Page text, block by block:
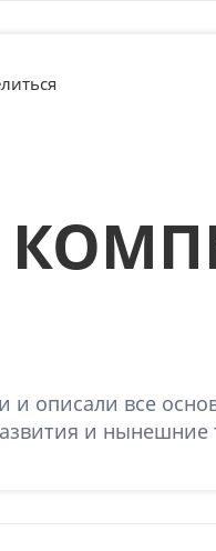
и описали все
и нынешние